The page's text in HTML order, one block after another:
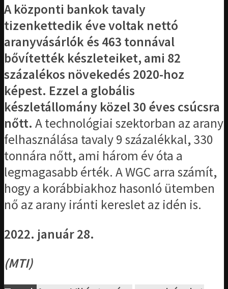
A központi bankok tavaly
tizenkettedik éve voltak nettó
aranyvásárlók és 463 tonnával
bővítették készleteiket, ami 82
százalékos növekedés 2020-hoz
képest. Ezzel a globális
készletállomány közel 30 éves csúcsra
nőtt. A technológiai szektorban az arany
felhasználása tavaly 9 százalékkal, 330
tonnára nőtt, ami három év óta a
legmagasabb érték. A WGC arra számít,
hogy a korábbiakhoz hasonló ütemben
nő az arany iránti kereslet az idén is.
2022. január 28.
(MTI)